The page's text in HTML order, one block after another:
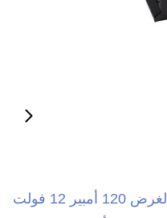
بطارية بحرية مزدوجة الغرض 120 أمبير 12 فولت